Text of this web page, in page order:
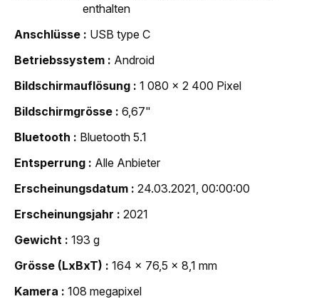
enthalten
Anschlüsse
USB type C
Betriebssystem
Android
Bildschirmauflösung
1 080 x 2 400 Pixel
Bildschirmgrösse
6,67"
Bluetooth
Bluetooth 5.1
Entsperrung
Alle Anbieter
Erscheinungsdatum
24.03.2021, 00:00:00
Erscheinungsjahr
2021
Gewicht
193 g
Grösse (LxBxT)
164 x 76,5 x 8,1 mm
Kamera
108 megapixel